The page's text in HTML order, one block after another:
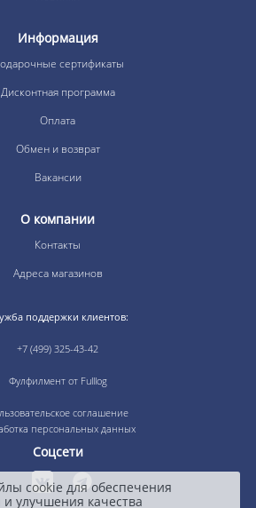
Информация
сертификаты
Дисконтная программа
Оплата
Обмен и возврат
Вакансии
О компании
Контакты
Адреса магазинов
поддержки клиентов:
+7 (499) 325-43-42
Фулфилмент от Fulllog
соглашение
персональных данных
Соцсети
cookie для обеспечения
и улучшения качества